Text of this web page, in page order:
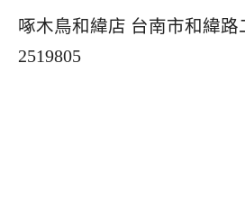
啄木鳥和緯店 台南市和緯路
2519805